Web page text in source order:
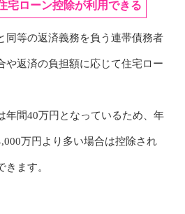
宅ローン控除が利用できる
同等の返済義務を負う連帯債務者
や返済の負担額に応じて住宅ロー
年間40万円となっているため、年
万円より多い場合は控除され
ます。